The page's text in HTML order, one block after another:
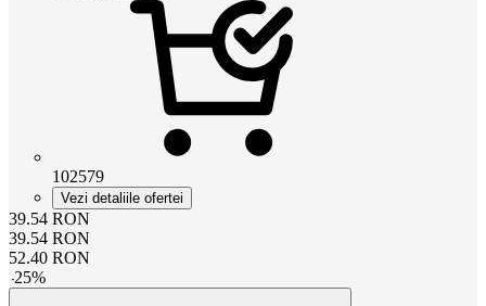
102579
Vezi detaliile ofertei
39.54 RON
39.54 RON
52.40 RON
-25%